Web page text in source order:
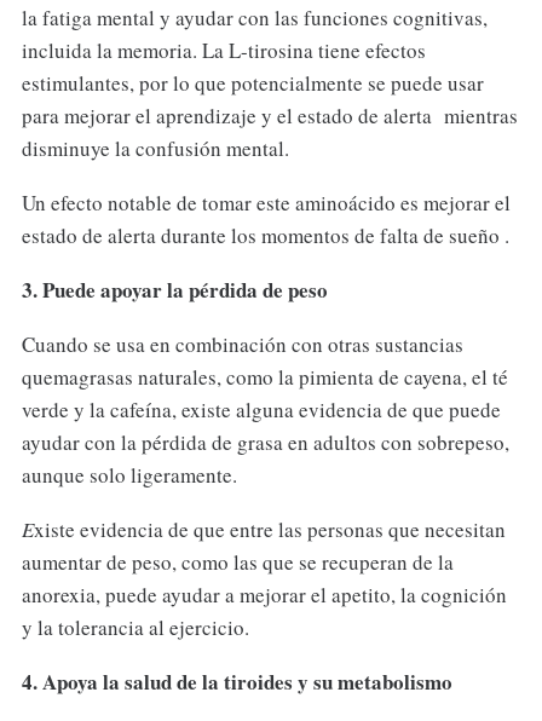
la fatiga mental y ayudar con las funciones cognitivas,
incluida la memoria. La L-tirosina tiene efectos
estimulantes, por lo que potencialmente se puede usar
para mejorar el aprendizaje y el estado de alerta mientras
disminuye la confusión mental.
Un efecto notable de tomar este aminoácido es mejorar el
estado de alerta durante los momentos de falta de sueño .
3. Puede apoyar la pérdida de peso
Cuando se usa en combinación con otras sustancias
quemagrasas naturales, como la pimienta de cayena, el té
verde y la cafeína, existe alguna evidencia de que puede
ayudar con la pérdida de grasa en adultos con sobrepeso,
aunque solo ligeramente.
Existe evidencia de que entre las personas que necesitan
aumentar de peso, como las que se recuperan de la
anorexia, puede ayudar a mejorar el apetito, la cognición
y la tolerancia al ejercicio.
4. Apoya la salud de la tiroides y su metabolismo